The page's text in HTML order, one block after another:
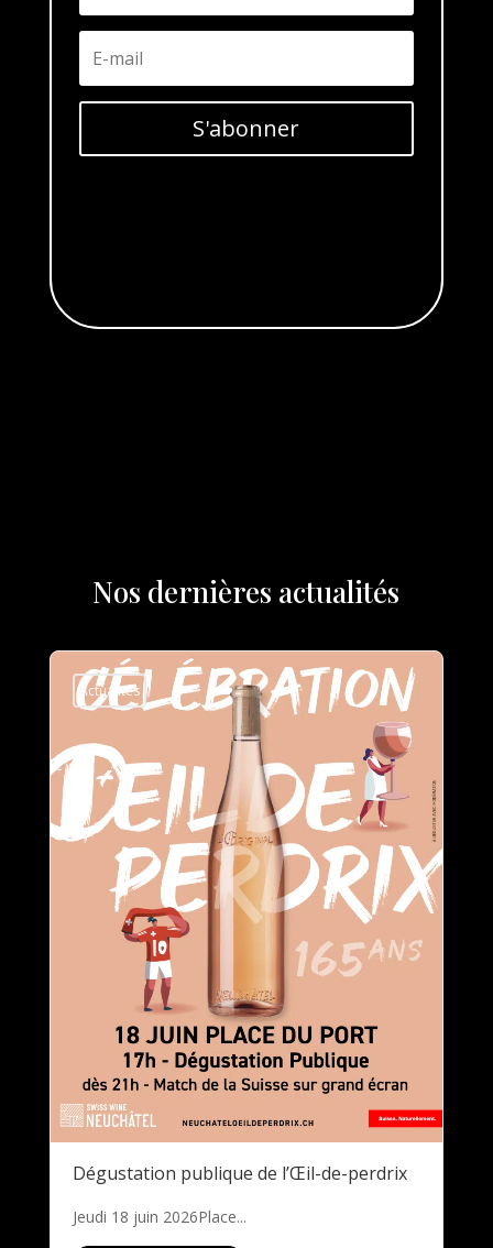
S'abonner
Nos dernières actualités
Actualités
Dégustation publique de l’Œil-de-perdrix
Jeudi 18 juin 2026Place...